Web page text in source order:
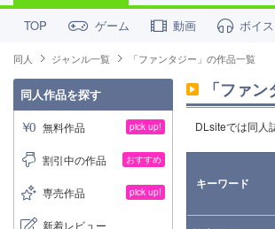
TOP ゲーム 動画 ボイ
同人 ジャンル一覧 「ファンタジー」の作品一覧
「ファ
DLsiteでは同人
キーワード
同人作品を探す
無料作品 pick up!
割引中の作品 おすすめ
専売作品 pick up!
新着レビュー